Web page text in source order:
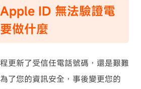
ID 無法驗證電
做什麼
更新了受信任電話號碼，還是艱難
了您的資訊安全，事後變更您的